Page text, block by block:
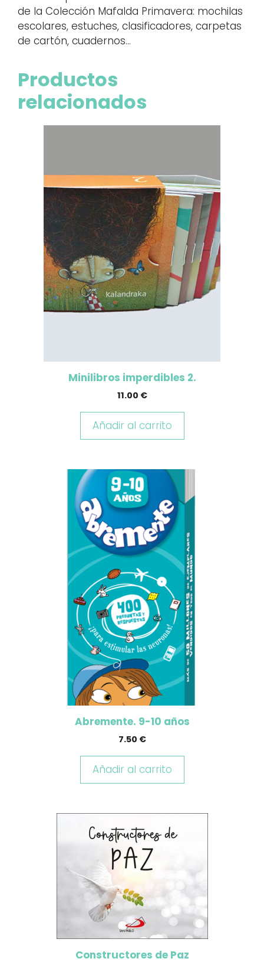
de la Colección Mafalda Primavera: mochilas
escolares, estuches, clasificadores, carpetas
de cartón, cuadernos…
Productos
relacionados
Minilibros imperdibles 2.
11.00 €
Añadir al carrito
Abremente. 9-10 años
7.50 €
Añadir al carrito
Constructores de Paz